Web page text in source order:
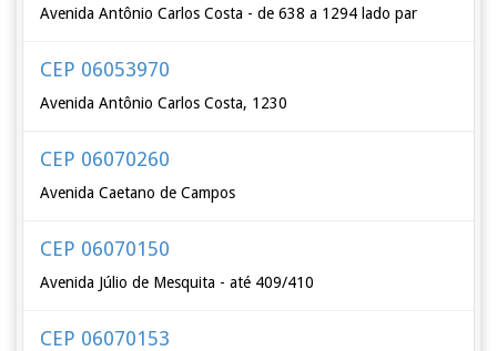
Avenida Antônio Carlos Costa - de 638 a 1294 lado par
CEP 06053970
Avenida Antônio Carlos Costa, 1230
CEP 06070260
Avenida Caetano de Campos
CEP 06070150
Avenida Júlio de Mesquita - até 409/410
CEP 06070153